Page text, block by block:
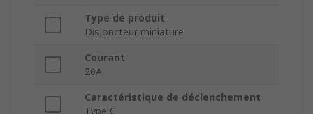
Type de produit
Disjoncteur miniature
Courant
20A
Caractéristique de déclenchement
Type C